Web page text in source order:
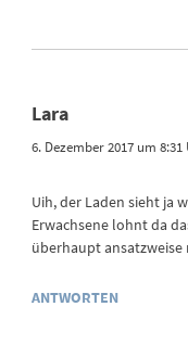
Lara
6. Dezember 2017 um 8:31
Uih, der Laden sieht ja
Erwachsene lohnt da
überhaupt
ANTWORTEN